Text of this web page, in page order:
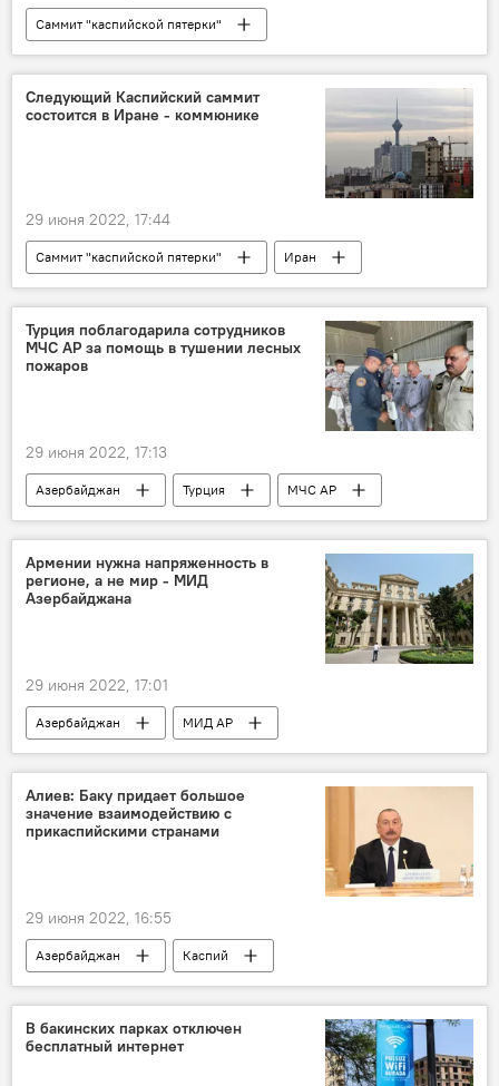
Саммит "каспийской пятерки"
Следующий Каспийский саммит
состоится в Иране - коммюнике
29 июня 2022, 17:44
Саммит "каспийской пятерки"
Иран
Туркменистан
Турция поблагодарила сотрудников
МЧС АР за помощь в тушении лесных
пожаров
29 июня 2022, 17:13
Азербайджан Турция
МЧС АР
самолет-амфибия
Армении нужна напряженность в
регионе, а не мир - МИД
Азербайджана
29 июня 2022, 17:01
Азербайджан МИД АР
Алиев: Баку придает большое
значение взаимодействию с
прикаспийскими странами
29 июня 2022, 16:55
Азербайджан
Каспий
Ильхам Алиев
В бакинских парках отключен
бесплатный интернет